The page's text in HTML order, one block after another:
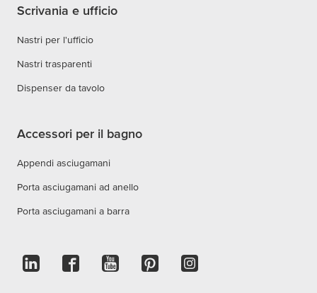
Scrivania e ufficio
Nastri per l'ufficio
Nastri trasparenti
Dispenser da tavolo
Accessori per il bagno
Appendi asciugamani
Porta asciugamani ad anello
Porta asciugamani a barra